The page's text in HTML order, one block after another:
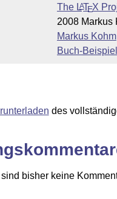
The LATEX
2008 Markus
Markus Kohm
Buch-
des
bisher keine